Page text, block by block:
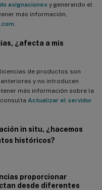
asignaciones y generando el
más información,
¿afecta a mis
de productos son
y no introducen
más información sobre la
Actualizar el servidor
in situ, ¿hacemos
históricos?
proporcionar
desde diferentes